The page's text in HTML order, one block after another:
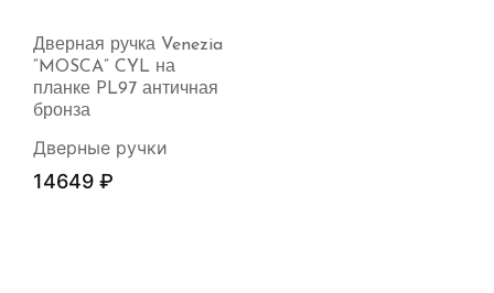
Дверная ручка Venezia
“MOSCA” CYL на
планке PL97 античная
бронза
Дверные ручки
14649 ₽